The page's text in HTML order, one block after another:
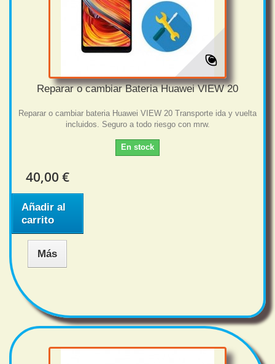
Reparar o cambiar Bateria Huawei VIEW 20
Reparar o cambiar bateria Huawei VIEW 20 Transporte ida y vuelta
incluidos. Seguro a todo riesgo con mrw.
En stock
40,00 €
Añadir al
carrito
Más